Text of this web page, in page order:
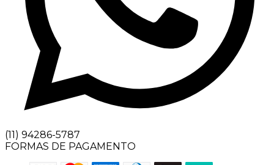
(11) 94286-5787
FORMAS DE PAGAMENTO